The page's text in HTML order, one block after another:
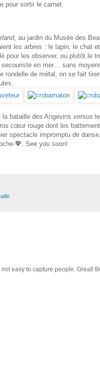
pour sortir le carnet.
, au jardin du Musée des
les arbres : le lapin, le chat et
pour les observer, ou plutôt le
en mer… sans
rondelle de métal, on se fait
bataille des Angevins versus
cœur rouge dont les
spectacle impromptu de
💖. See you soon!
easy to capture people. Great!